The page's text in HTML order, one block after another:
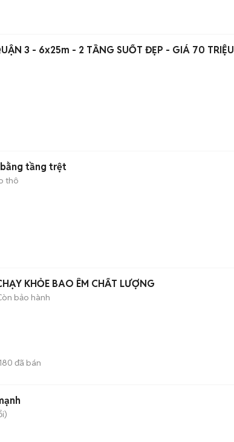
3 - 6x25m - 2 TẦNG SUỐT ĐẸP - GIÁ 70 TRIỆU
bằng tầng trệt
thô
KHỎE BAO ÊM CHẤT LƯỢNG
bảo hành
đã bán